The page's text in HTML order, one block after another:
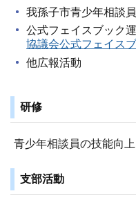
我孫子市青少年相談
公式フェイスブック
協議会公式フェイス
他広報活動
研修
青少年相談員の技能向
支部活動